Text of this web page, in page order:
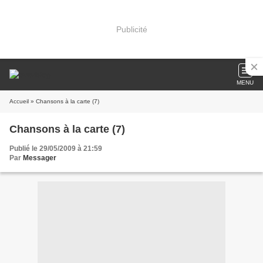
Publicité
MENU
Accueil » Chansons à la carte (7)
Chansons à la carte (7)
Publié le 29/05/2009 à 21:59
Par Messager